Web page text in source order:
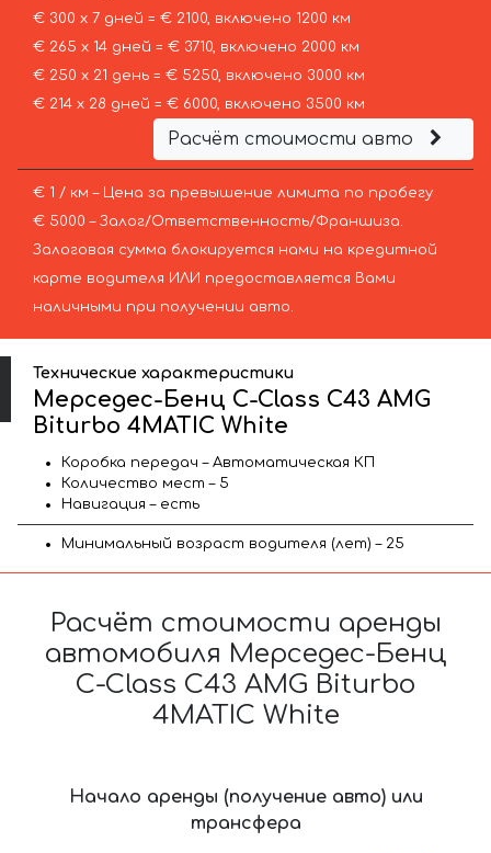
€ 300 х 7 дней = € 2100, включено 1200 км
€ 265 х 14 дней = € 3710, включено 2000 км
€ 250 х 21 день = € 5250, включено 3000 км
€ 214 х 28 дней = € 6000, включено 3500 км
Расчёт стоимости авто
€ 1 / км – Цена за превышение лимита по пробегу
€ 5000 – Залог/Ответственность/Франшиза.
Залоговая сумма блокируется нами на кредитной
карте водителя ИЛИ предоставляется Вами
наличными при получении авто.
Технические характеристики
Мерседес-Бенц C-Class C43 AMG
Biturbo 4MATIC White
Коробка передач – Автоматическая КП
Количество мест – 5
Навигация – есть
Минимальный возраст водителя (лет) – 25
Расчёт стоимости аренды
автомобиля Мерседес-Бенц
C-Class C43 AMG Biturbo
4MATIC White
Начало аренды (получение авто) или
трансфера